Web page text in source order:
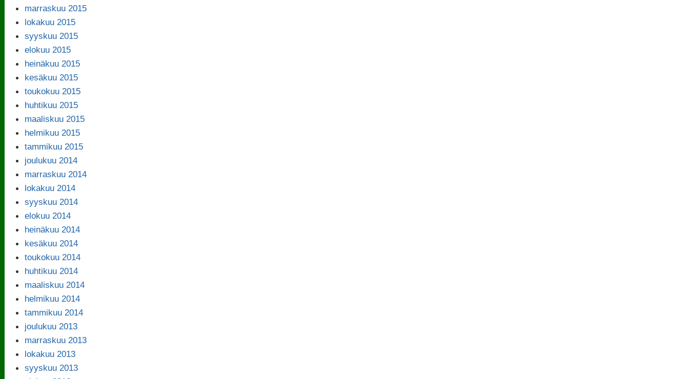
marraskuu 2015
lokakuu 2015
syyskuu 2015
elokuu 2015
heinäkuu 2015
kesäkuu 2015
toukokuu 2015
huhtikuu 2015
maaliskuu 2015
helmikuu 2015
tammikuu 2015
joulukuu 2014
marraskuu 2014
lokakuu 2014
syyskuu 2014
elokuu 2014
heinäkuu 2014
kesäkuu 2014
toukokuu 2014
huhtikuu 2014
maaliskuu 2014
helmikuu 2014
tammikuu 2014
joulukuu 2013
marraskuu 2013
lokakuu 2013
syyskuu 2013